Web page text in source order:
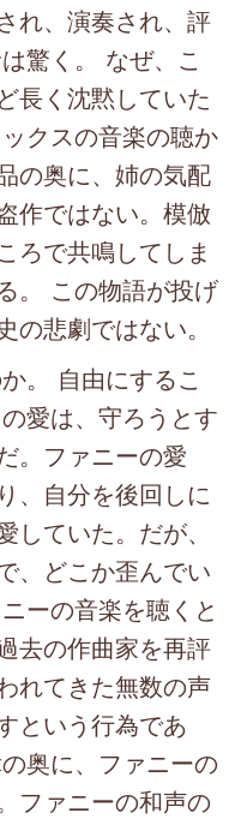
れ、演奏され、評
驚く。 なぜ、こ
長く沈黙していた
クスの音楽の聴か
の奥に、姉の気配
作ではない。模倣
ろで共鳴してしま
。 この物語が投げ
悲劇ではない。
。 自由にするこ
愛は、守ろうとす
。ファニーの愛
、自分を後回しに
していた。だが、
、どこか歪んでい
ーの音楽を聴くと
去の作曲家を再評
れてきた無数の声
という行為であ
奥に、ファニーの
ファニーの和声の